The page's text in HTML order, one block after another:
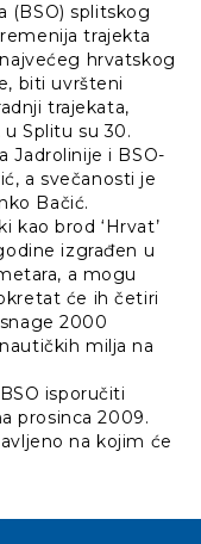
(BSO) splitskog
trajekta
hrvatskog
biti uvršteni
trajekata,
Splitu su 30.
Jadrolinije i BSO-
a svečanosti je
Bačić.
kao brod ‘Hrvat’
izgrađen u
a mogu
će ih četiri
2000
milja na
isporučiti
prosinca 2009.
na kojim će